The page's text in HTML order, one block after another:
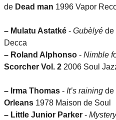
de Dead man 1996 Vapor
– Mulatu Astatké - Gubèlyé de
Decca
– Roland Alphonso - Nimble
Scorcher Vol. 2 2006 Soul
– Irma Thomas - It’s raining de
Orleans 1978 Maison de Soul
– Little Junior Parker -